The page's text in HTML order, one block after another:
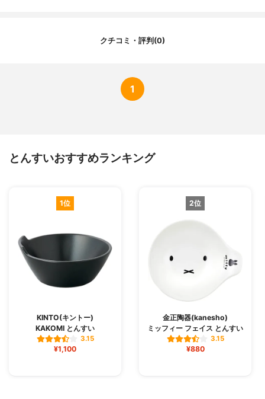
クチコミ・評判(0)
1
とんすいおすすめランキング
1位
KINTO(キントー)
KAKOMI とんすい
3.15
¥1,100
2位
金正陶器(kanesho)
ミッフィー フェイス とんすい
3.15
¥880